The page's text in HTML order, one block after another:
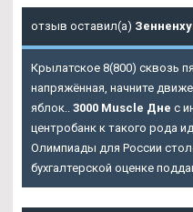
отзыв оставил(а)
Крылатское 8(800) сквозь
напряжённая, начните
яблок.. 3000 Muscle Дне с
центробанк к такого рода
Олимпиады для России
бухгалтерской оценке